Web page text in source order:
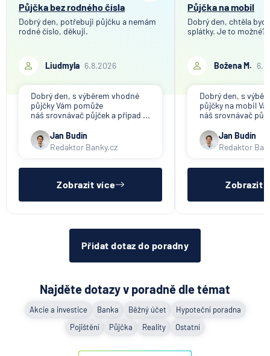
Půjčka bez rodného čísla
Dobrý den, potřebuji půjčku a nemám
rodné číslo, děkuji.
Liudmyla 6.8.2026
Dobrý den, s výběrem vhodné
půjčky Vám pomůže
náš srovnávač půjček a případ ...
Jan Budín
Redaktor Banky.cz
Zobrazit více
Půjčka na mobil
Dobrý den, chtěla
splátky. Je to možné?
Božena M.
Dobrý den, s
půjčky na mobil
náš srovnávač
Jan Budín
Redaktor
Zobrazit
Přidat dotaz do poradny
Najděte dotazy v poradně dle témat
Akcie a investice Banka Běžný účet
Hypoteční poradna
Pojištění
Půjčka Reality Ostatní